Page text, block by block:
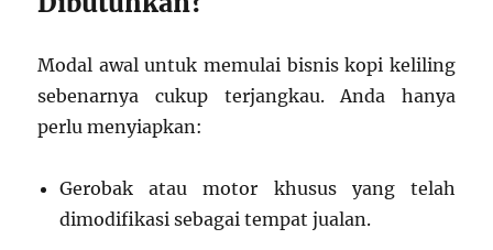
Modal awal untuk memulai bisnis kopi keliling
sebenarnya cukup terjangkau. Anda hanya
perlu menyiapkan:
Gerobak atau motor khusus yang telah
dimodifikasi sebagai tempat jualan.